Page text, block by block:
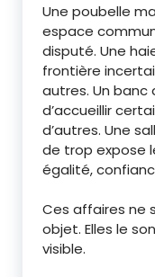
Une poubelle
espace
disputé. Une
frontière
autres. Un
d’accueillir
d’autres. Une
de trop expose
égalité,
Ces affaires ne
objet. Elles le
visible.